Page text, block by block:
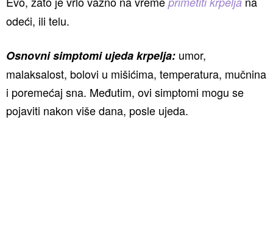
odeći, ili telu.
Osnovni simptomi ujeda krpelja: umor,
malaksalost, bolovi u mišićima, temperatura, mučnina
i poremećaj sna. Međutim, ovi simptomi mogu se
pojaviti nakon više dana, posle ujeda.